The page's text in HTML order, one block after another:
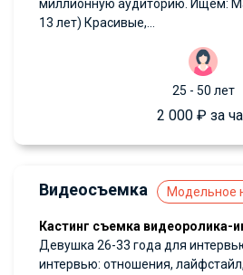
миллионную аудиторию. Ищем:
13 лет) Красивые,...
25 - 50 лет
2 000 ₽ за
Видеосъемка Модельное
Кастинг съемка видеоролика-
Девушка 26-33 года для
интервью: отношения,